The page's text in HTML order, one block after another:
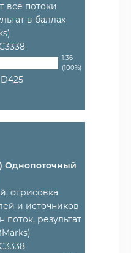
все потоки
в баллах
1.36
(100%)
Однопоточный
отрисовка
и источников
поток, результат